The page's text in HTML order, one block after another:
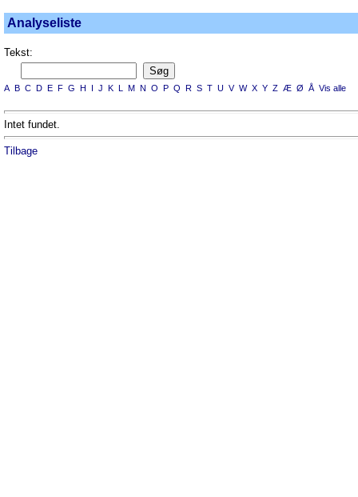
Analyseliste
Tekst:
A B C D E F G H I J K L M N O P Q R S T U V W X Y Z Æ Ø Å Vis alle
Intet fundet.
Tilbage